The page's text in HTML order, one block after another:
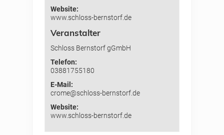
Website:
www.schloss-bernstorf.de
Veranstalter
Schloss Bernstorf gGmbH
Telefon:
03881755180
E-Mail:
crome@schloss-bernstorf.de
Website:
www.schloss-bernstorf.de